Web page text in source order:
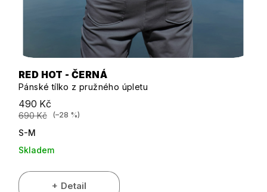
RED HOT - ČERNÁ
Pánské tílko z pružného úpletu
490 Kč
690 Kč (–28 %)
S-M
Skladem
Detail